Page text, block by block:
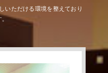
いただける環境を整えており
。